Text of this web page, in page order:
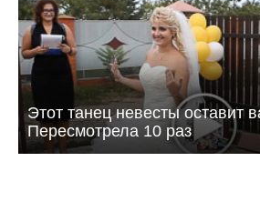
Этот танец невесты оставит
Пересмотрела 10 раз